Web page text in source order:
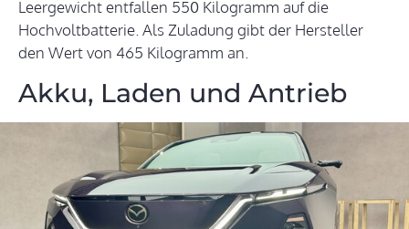
Leergewicht entfallen 550 Kilogramm auf die
Hochvoltbatterie. Als Zuladung gibt der Hersteller
den Wert von 465 Kilogramm an.
Akku, Laden und Antrieb